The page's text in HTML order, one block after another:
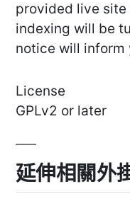
provided live site
indexing will be
notice will inform
License
GPLv2 or later
延伸相關外